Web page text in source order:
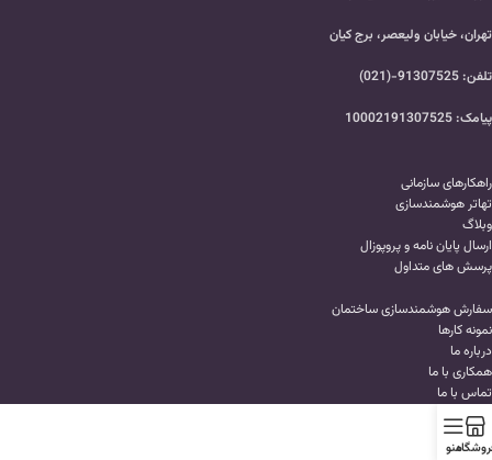
تهران، خیابان ولیعصر، برج کیان
تلفن: 91307525-(021)
پیامک: 10002191307525
راهکارهای سازمانی
تهاتر هوشمندسازی
وبلاگ
ارسال پایان نامه و پروپوزال
پرسش های متداول
سفارش هوشمندسازی ساختمان
نمونه کارها
درباره ما
همکاری با ما
تماس با ما
منو